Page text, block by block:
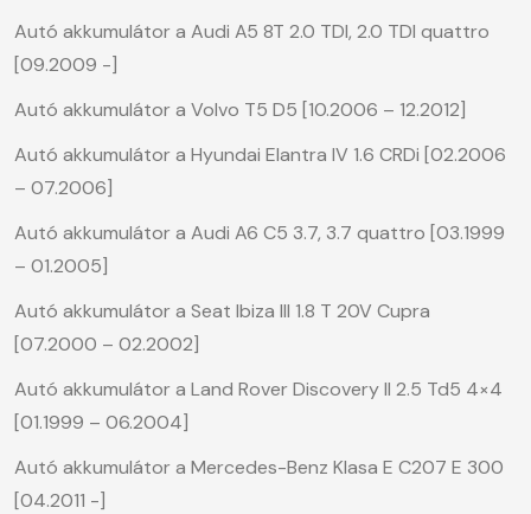
Autó akkumulátor a Audi A5 8T 2.0 TDI, 2.0 TDI quattro
[09.2009 -]
Autó akkumulátor a Volvo T5 D5 [10.2006 – 12.2012]
Autó akkumulátor a Hyundai Elantra IV 1.6 CRDi [02.2006
– 07.2006]
Autó akkumulátor a Audi A6 C5 3.7, 3.7 quattro [03.1999
– 01.2005]
Autó akkumulátor a Seat Ibiza III 1.8 T 20V Cupra
[07.2000 – 02.2002]
Autó akkumulátor a Land Rover Discovery II 2.5 Td5 4×4
[01.1999 – 06.2004]
Autó akkumulátor a Mercedes-Benz Klasa E C207 E 300
[04.2011 -]